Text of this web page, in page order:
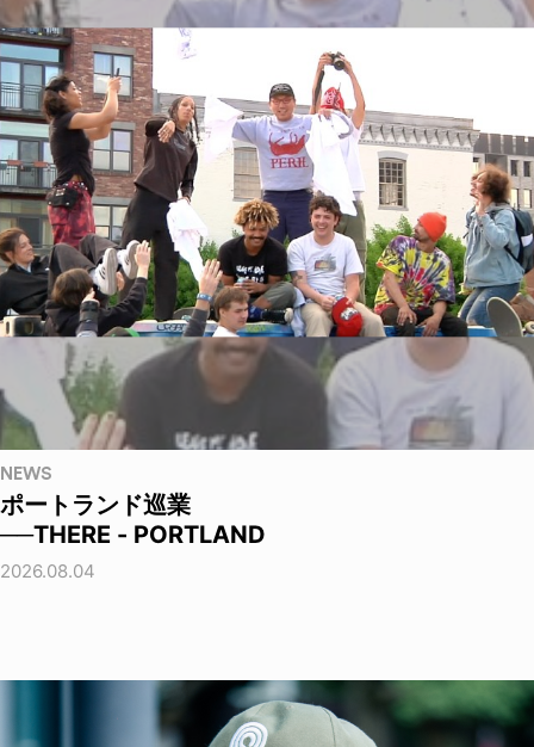
NEWS
ポートランド巡業
──THERE - PORTLAND
2026.08.04